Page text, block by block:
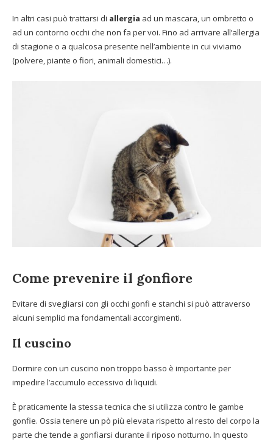
In altri casi può trattarsi di allergia ad un mascara, un ombretto o
ad un contorno occhi che non fa per voi. Fino ad arrivare all’allergia
di stagione o a qualcosa presente nell’ambiente in cui viviamo
(polvere, piante o fiori, animali domestici…).
Come prevenire il gonfiore
Evitare di svegliarsi con gli occhi gonfi e stanchi si può attraverso
alcuni semplici ma fondamentali accorgimenti.
Il cuscino
Dormire con un cuscino non troppo basso è importante per
impedire l’accumulo eccessivo di liquidi.
È praticamente la stessa tecnica che si utilizza contro le gambe
gonfie. Ossia tenere un pò più elevata rispetto al resto del corpo la
parte che tende a gonfiarsi durante il riposo notturno. In questo